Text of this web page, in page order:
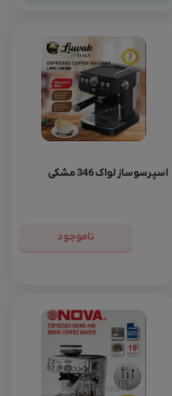
اسپرسوساز لواک 346 مشکی
ناموجود